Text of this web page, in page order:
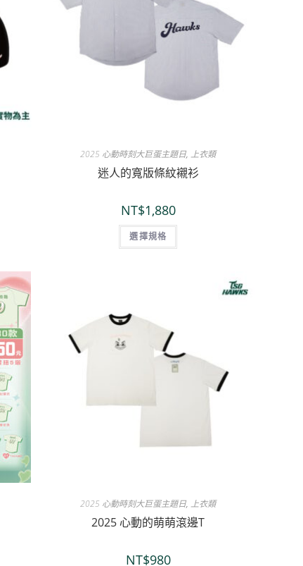
2025 心動時刻大巨蛋主題日, 上衣類
迷人的寬版條紋襯衫
NT$1,880
選擇規格
2025 心動時刻大巨蛋主題日, 上衣類
2025 心動的萌萌滾邊T
NT$980